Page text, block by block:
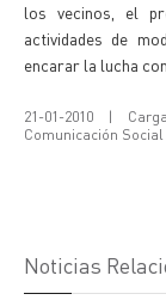
los vecinos, el
actividades de
encarar la lucha
21-01-2010 |
Comunicación Social
Noticias